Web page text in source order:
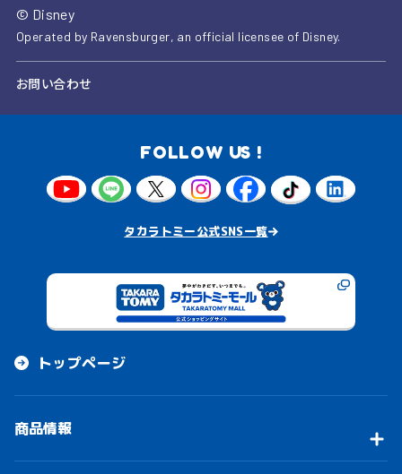
© Disney
Operated by Ravensburger, an official licensee of Disney.
お問い合わせ
FOLLOW US !
タカラトミー公式SNS一覧
トップページ
商品情報